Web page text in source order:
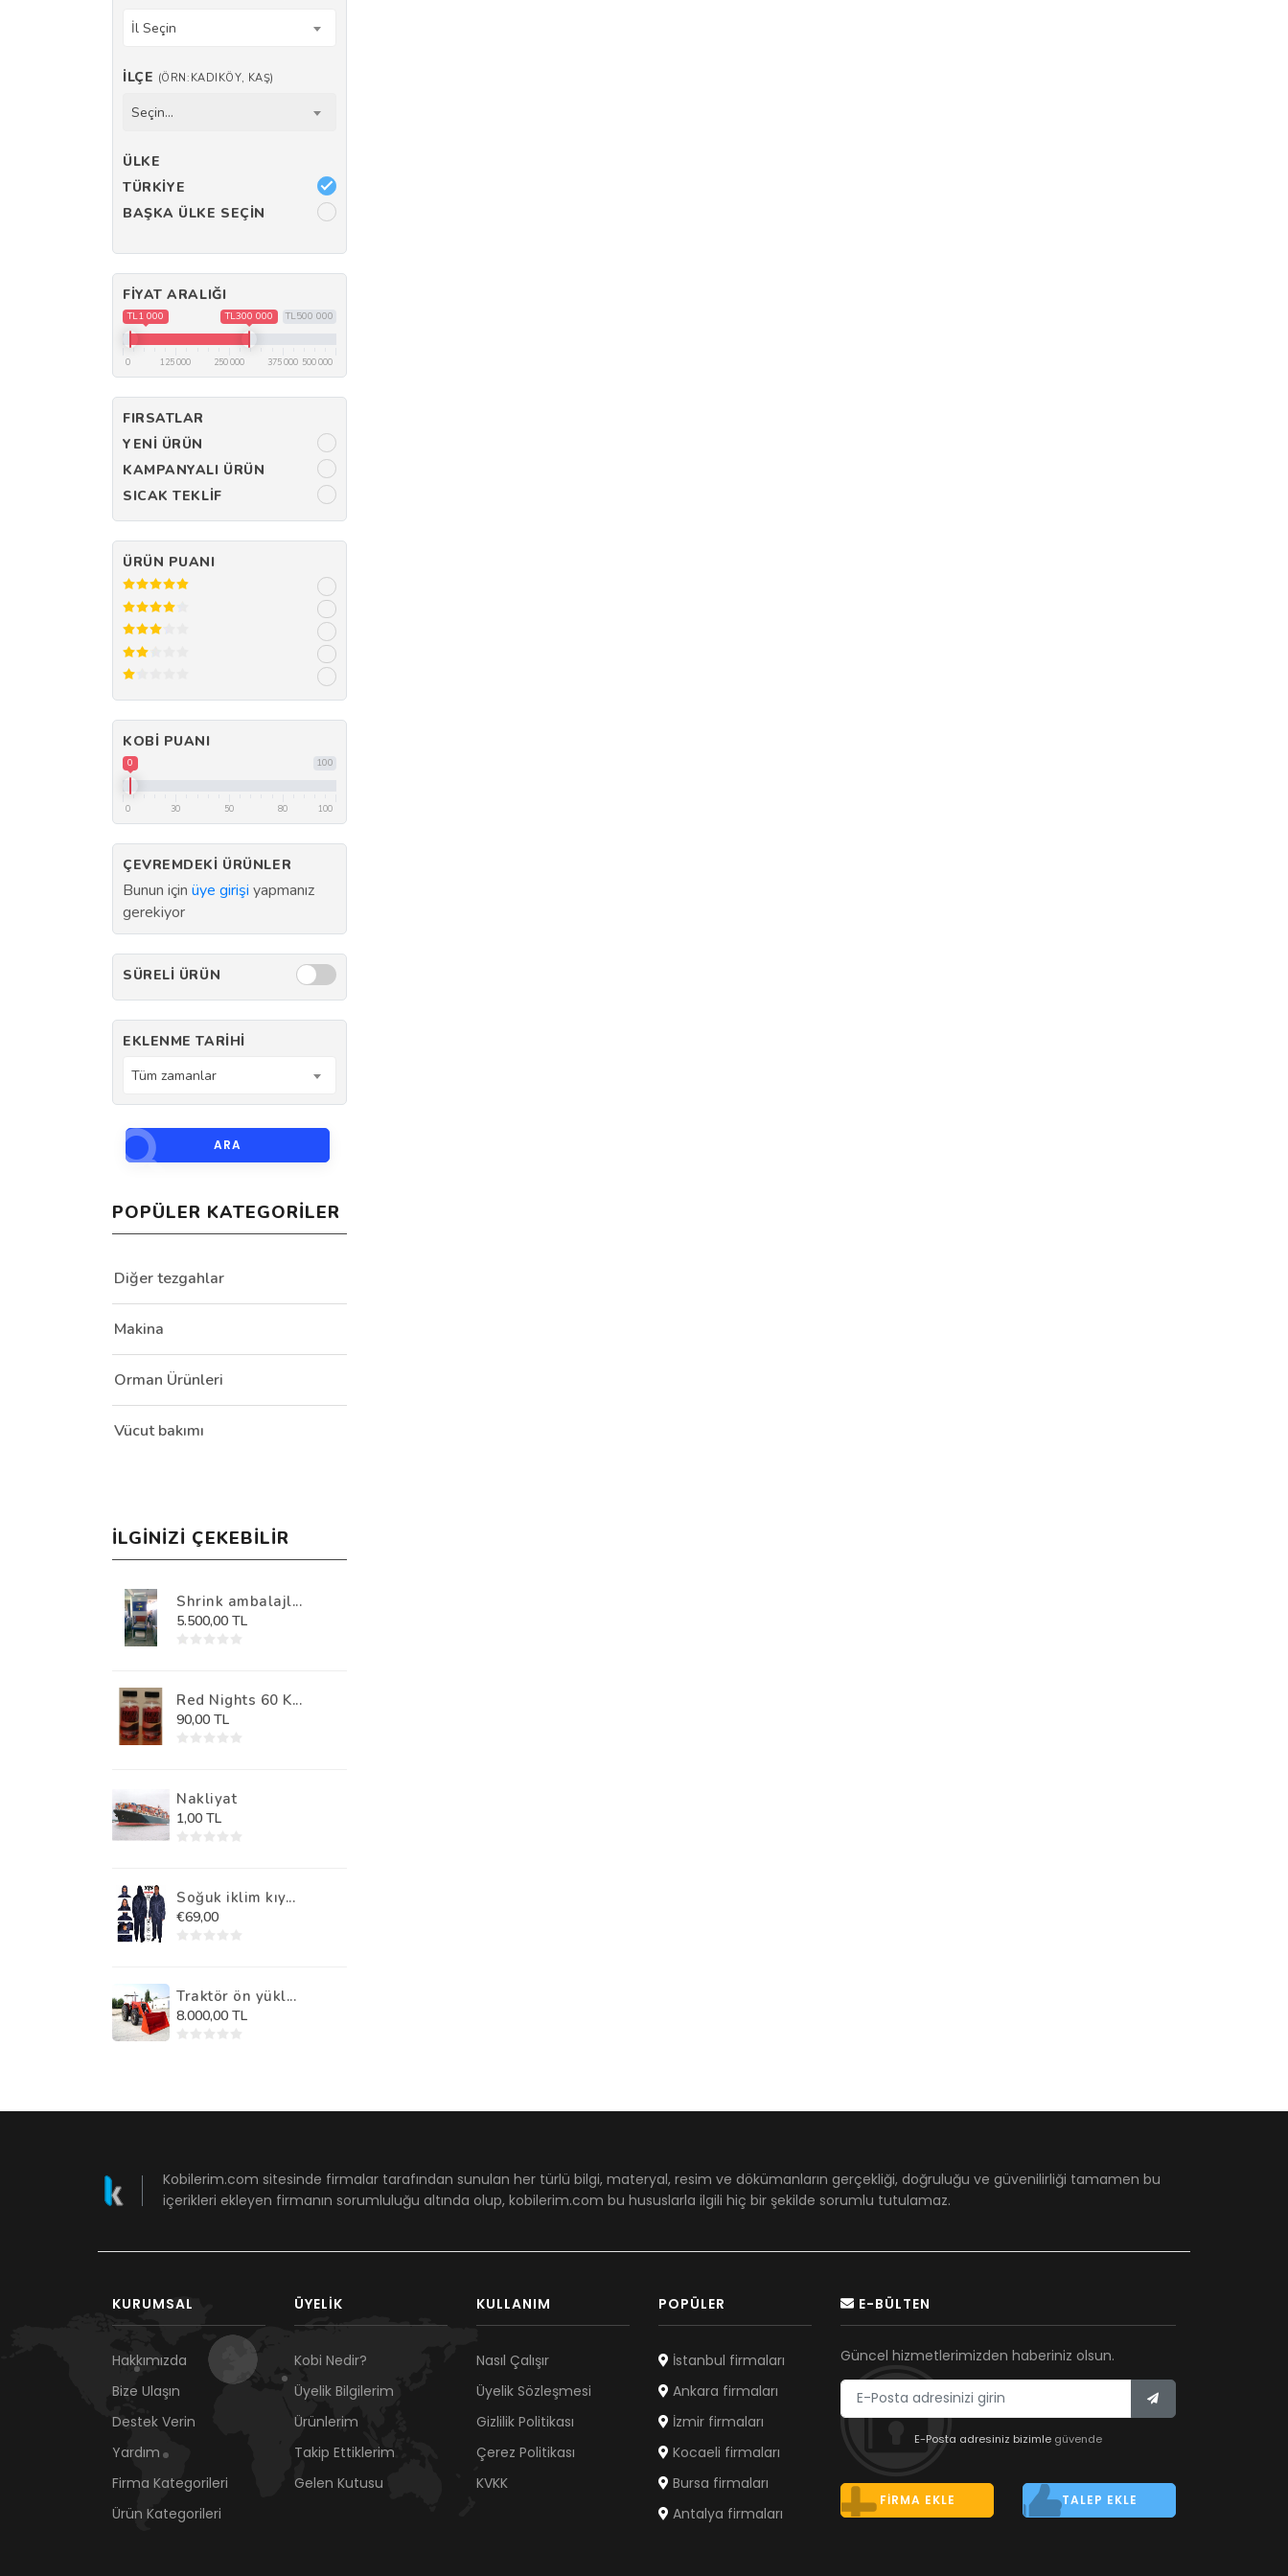
İl Seçin
İLÇE (ÖRN:KADIKÖY, KAŞ)
Seçin...
ÜLKE
TÜRKIYE
BAŞKA ÜLKE SEÇIN
FIYAT ARALIĞI
TL500 000
TL1 000 TL300 000
0 125 000 250 000 375 000 500 000
FIRSATLAR
YENI ÜRÜN
KAMPANYALI ÜRÜN
SICAK TEKLIF
ÜRÜN PUANI
KOBI PUANI
100
0
0 30 50 80 100
ÇEVREMDEKI ÜRÜNLER
Bunun için üye girişi yapmanız
gerekiyor
SÜRELI ÜRÜN
EKLENME TARIHI
Tüm zamanlar
ARA
POPÜLER KATEGORILER
Diğer tezgahlar
Makina
Orman Ürünleri
Vücut bakımı
İLGINIZI ÇEKEBILIR
Shrink ambalajl...
5.500,00 TL
Red Nights 60 K...
90,00 TL
Nakliyat
1,00 TL
Soğuk iklim kıy...
€69,00
Traktör ön yükl...
8.000,00 TL
Kobilerim.com sitesinde firmalar tarafından sunulan her türlü bilgi, materyal, resim ve dökümanların gerçekliği, doğruluğu ve güvenilirliği tamamen bu
içerikleri ekleyen firmanın sorumluluğu altında olup, kobilerim.com bu hususlarla ilgili hiç bir şekilde sorumlu tutulamaz.
KURUMSAL
Hakkımızda
Bize Ulaşın
Destek Verin
Yardım
Firma Kategorileri
Ürün Kategorileri
ÜYELIK
Kobi Nedir?
Üyelik Bilgilerim
Ürünlerim
Takip Ettiklerim
Gelen Kutusu
KULLANIM
Nasıl Çalışır
Üyelik Sözleşmesi
Gizlilik Politikası
Çerez Politikası
KVKK
POPÜLER
İstanbul firmaları
Ankara firmaları
İzmir firmaları
Kocaeli firmaları
Bursa firmaları
Antalya firmaları
E-BÜLTEN
Güncel hizmetlerimizden haberiniz olsun.
E-Posta adresiniz bizimle güvende
FIRMA EKLE TALEP EKLE